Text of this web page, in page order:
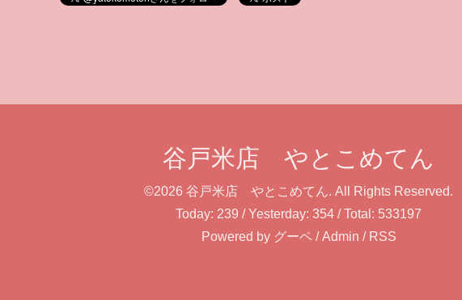
谷戸米店 やとこめてん
©2026 谷戸米店 やとこめてん. All Rights Reserved.
Today: 239 / Yesterday: 354 / Total: 533197
Powered by グーペ/Admin / RSS